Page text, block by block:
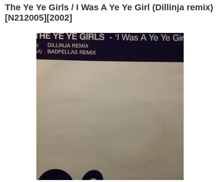
The Ye Ye Girls / I Was A Ye Ye Girl (Dillinja remix)
[N212005][2002]